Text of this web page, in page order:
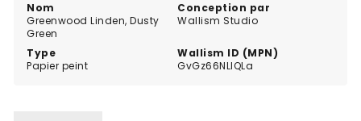
Nom
Greenwood Linden, Dusty
Green
Conception par
Wallism Studio
Type
Papier peint
Wallism ID (MPN)
GvGz66NLlQLa